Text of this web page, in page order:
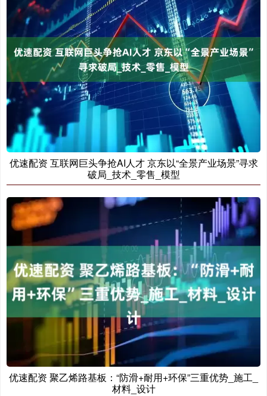
优速配资 互联网巨头争抢AI人才 京东以“全景产业场景”寻求
破局_技术_零售_模型
优速配资 聚乙烯路基板：“防滑+耐用+环保”三重优势_施工_
材料_设计